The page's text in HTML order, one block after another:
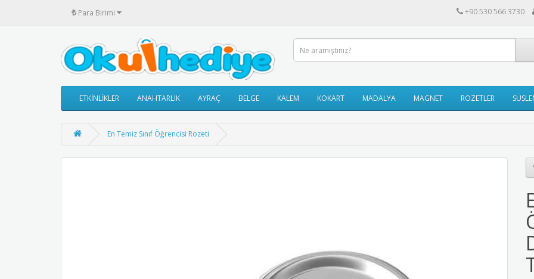
₺ Para Birimi +90 530 566 3730
ETKİNLİKLER ANAHTARLIK AYRAÇ BELGE KALEM KOKART MADALYA MAGNET ROZETLER
En Temiz Sınıf Öğrencisi Rozeti